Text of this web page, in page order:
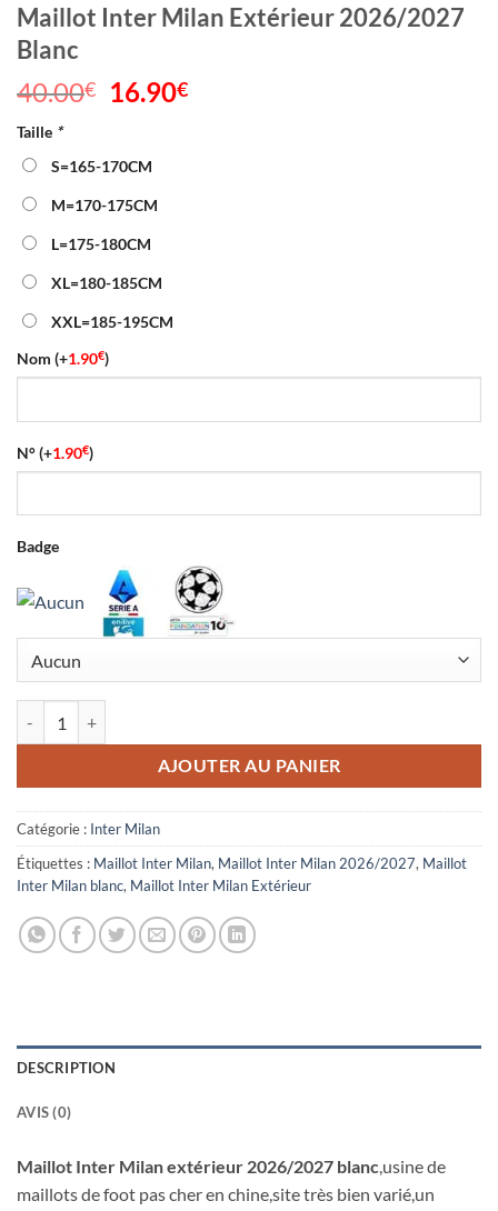
Maillot Inter Milan Extérieur 2026/2027
Blanc
40.00€
Le
était :
40.00€.
16.90€
Taille *
S=165-170CM
M=170-175CM
L=175-180CM
XL=180-185CM
XXL=185-195CM
Nom (+1.90€)
N°(+1.90€)
Badge
AJOUTER AU PANIER
Catégorie : Inter Milan
Étiquettes : Maillot Inter Milan, Maillot Inter Milan 2026/2027, Maillot
Inter Milan blanc, Maillot Inter Milan Extérieur
DESCRIPTION
AVIS (0)
Maillot Inter Milan extérieur 2026/2027 blanc,usine de
maillots de foot pas cher en chine,site très bien varié,un